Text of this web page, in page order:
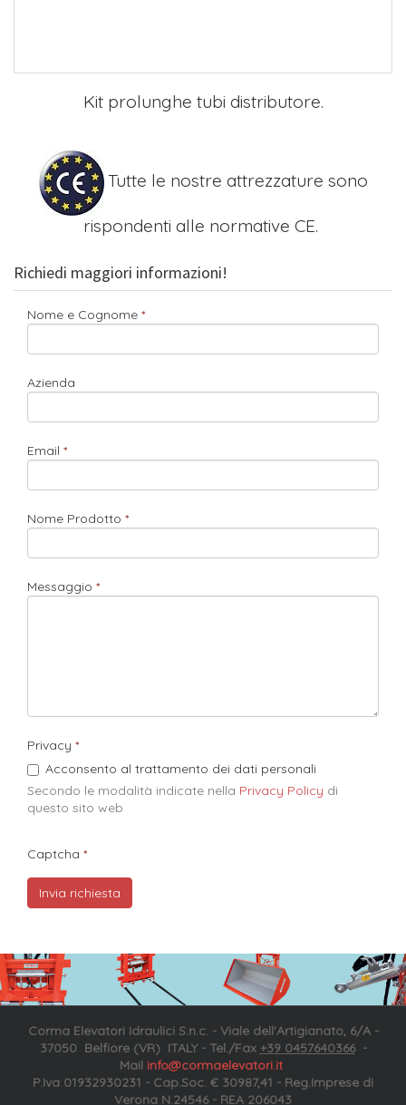
Kit prolunghe tubi distributore.
Tutte le nostre attrezzature sono
rispondenti alle normative CE.
Richiedi maggiori informazioni!
Nome e Cognome
Azienda
Email
Nome Prodotto
Messaggio
Privacy
Acconsento al trattamento dei dati personali
Secondo le modalità indicate nella Privacy Policy di
questo sito web​
Captcha
Corma Elevatori Idraulici S.n.c. - Viale dell'Artigianato, 6/A -
37050 Belfiore (VR) ITALY - Tel./Fax +39 0457640366-
Mail info@cormaelevatori.it
P.Iva 01932930231 - Cap.Soc. € 30987,41 - Reg.Imprese di
Verona N.24546 - REA 206043